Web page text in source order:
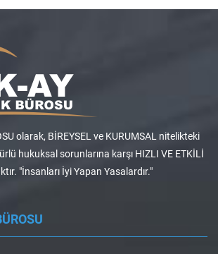
olarak, BİREYSEL ve KURUMSAL nitelikteki
hukuksal sorunlarına karşı HIZLI VE ETKİLİ
"İnsanları İyi Yapan Yasalardır."